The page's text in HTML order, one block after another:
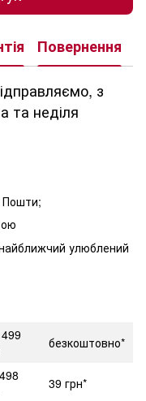
Повернення
з
та неділя
Пошти;
улюблений
безкоштовно*
39 грн*